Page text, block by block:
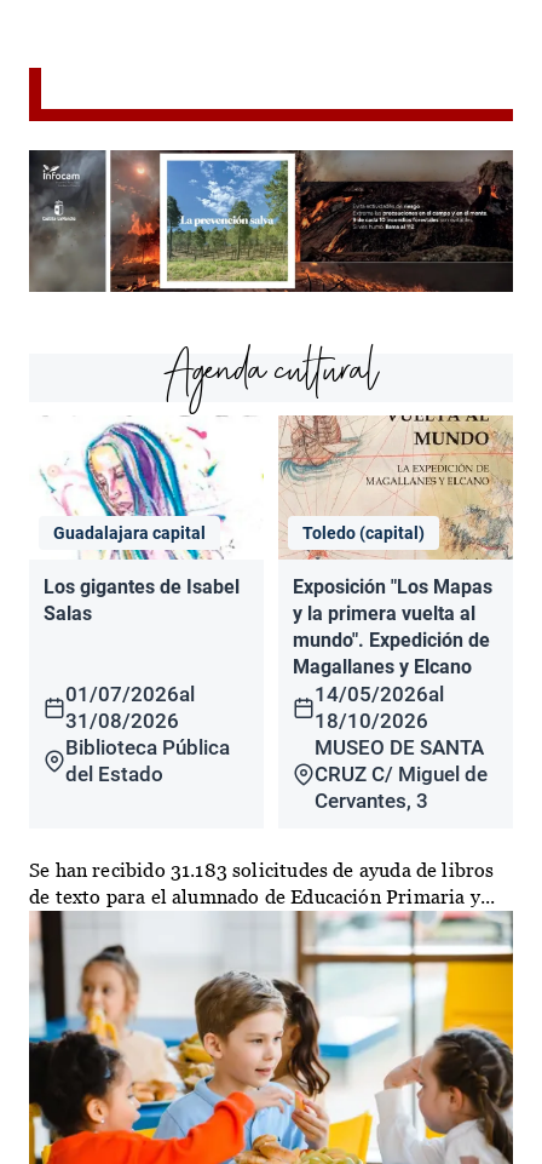
Agenda cultural
Guadalajara capital
Los gigantes de Isabel
Salas
01/07/2026al
31/08/2026
Biblioteca Pública
del Estado
Toledo (capital)
Exposición "Los Mapas
y la primera vuelta al
mundo". Expedición de
Magallanes y Elcano
14/05/2026al
18/10/2026
MUSEO DE SANTA
CRUZ C/ Miguel de
Cervantes, 3
Se han recibido 31.183 solicitudes de ayuda de libros
de texto para el alumnado de Educación Primaria y...